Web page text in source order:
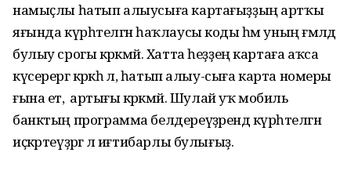
намыҫлы һатып алыусыға картағыҙҙың артҡы
яғында күрһәтелгән һаҡлаусы коды һәм уның ғәмәлдә
булыу срогы кәрәкмәй. Хатта һеҙҙең картаға аҡса
күсерергә кәрәкһә лә, һатып алыу-сыға карта номеры
ғына етә, ә артығы кәрәкмәй. Шулай уҡ мобиль
банктың программа белдереүҙәрендә күрһәтелгән
иҫкәртеүҙәргә лә иғтибарлы булығыҙ.